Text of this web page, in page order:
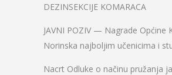
DEZINSEKCIJE KOMARACA
JAVNI POZIV — Nagrade Općine
Norinska najboljim učenicima i
Nacrt Odluke o načinu pružanja